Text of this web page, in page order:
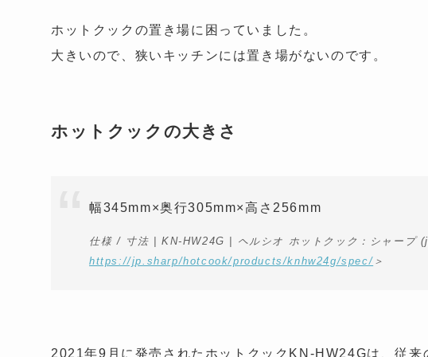
ホットクックの置き場に困っていました。
大きいので、狭いキッチンには置き場がないのです。
ホットクックの大きさ
幅345mm×奥行305mm×高さ256mm
仕様 / 寸法 | KN-HW24G | ヘルシオ ホットクック：シャープ
https://jp.sharp/hotcook/products/knhw24g/spec/ ＞
2021年9月に発売されたホットクックKN-HW24Gは、従来